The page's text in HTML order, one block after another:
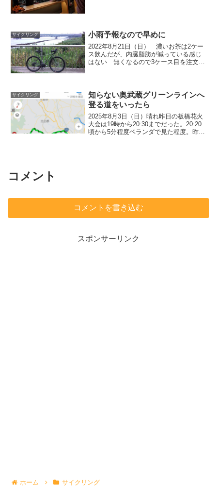
サイクリング 小雨予報なので早めに
2022年8月21日（日） 濃いお茶は2ケー
ス飲んだが、内臓脂肪が減っている感じ
はない 無くなるので3ケース目を注文し
で...
サイクリング
知らない奥武蔵グリーンラインへ
登る道をいったら
2025年8月3日（日）晴れ昨日の板橋花火
大会は19時から20:30までだった。20:20
頃から5分程度ベランダで見た程度。昨年
コメント
コメントを書き込む
スポンサーリンク
ホーム サイクリング